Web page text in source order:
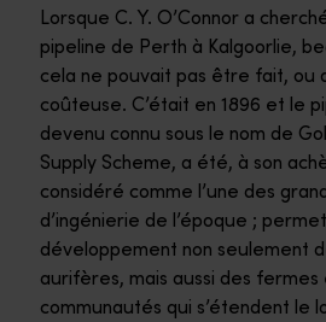
Lorsque C. Y. O’Connor a
pipeline de Perth à Kalgoorlie,
cela ne pouvait pas être fait, ou
coûteuse. C’était en 1896 et le
devenu connu sous le nom de
Supply Scheme, a été, à son
considéré comme l’une des
d’ingénierie de l’époque ;
développement non seulement
aurifères, mais aussi des fermes
communautés qui s’étendent le